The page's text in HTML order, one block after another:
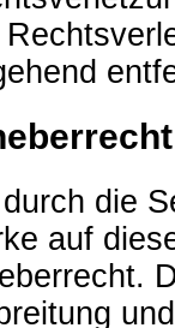
die
auf